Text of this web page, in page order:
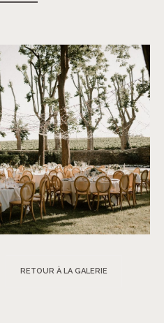
RETOUR À LA GALERIE